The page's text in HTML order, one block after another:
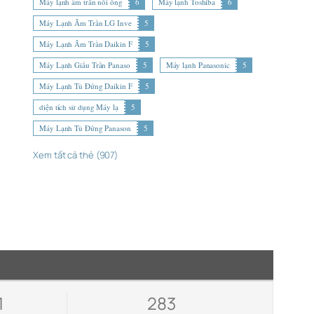
Máy Lạnh Âm Trần LG Inve
5
Máy Lạnh Âm Trần Daikin F
5
Máy Lạnh Giấu Trần Panaso
5 Máy lạnh Panasonic
5
Máy Lạnh Tủ Đứng Daikin F
5
diện tích sử dụng Máy lạ
5
Máy Lạnh Tủ Đứng Panason
5
Xem tất cả thẻ (907)
283